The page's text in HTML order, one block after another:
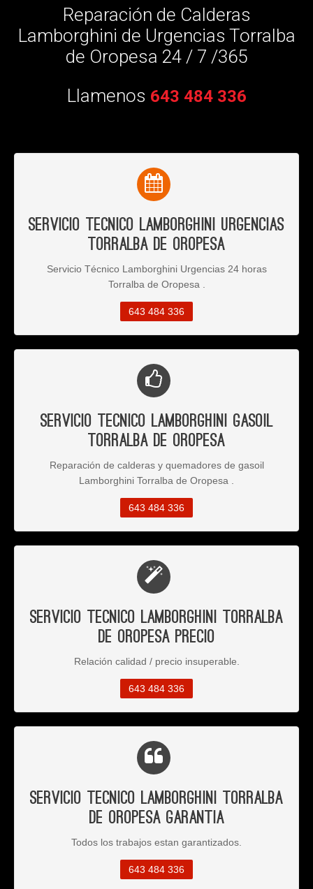
Reparación de Calderas
Lamborghini de Urgencias Torralba
de Oropesa 24 / 7 /365
Llamenos 643 484 336
Servicio Tecnico Lamborghini Urgencias
Torralba de Oropesa
Servicio Técnico Lamborghini Urgencias 24 horas
Torralba de Oropesa .
643 484 336
Servicio Tecnico Lamborghini Gasoil
Torralba de Oropesa
Reparación de calderas y quemadores de gasoil
Lamborghini Torralba de Oropesa .
643 484 336
Servicio Tecnico Lamborghini Torralba
de Oropesa Precio
Relación calidad / precio insuperable.
643 484 336
Servicio Tecnico Lamborghini Torralba
de Oropesa Garantia
Todos los trabajos estan garantizados.
643 484 336